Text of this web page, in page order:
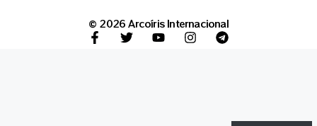
© 2026 Arcoíris Internacional